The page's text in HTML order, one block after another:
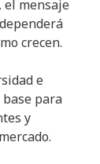
el mensaje
crecen.
e
base para
y